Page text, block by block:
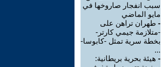
سبب انفجار صاروخها في
مايو الماضي
- طهران تراهن على
-متلازمة جيمي كارتر-
بخطة سرية تمثل -كابوسا-
...
- هيئة بحرية بريطانية: